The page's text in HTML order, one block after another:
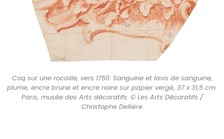
Coq sur une rocaille, vers 1750. Sanguine et lavis de sanguine,
plume, encre brune et encre noire sur papier vergé, 37 x 31,5 cm.
Paris, musée des Arts décoratifs. © Les Arts Décoratifs /
Christophe Dellière